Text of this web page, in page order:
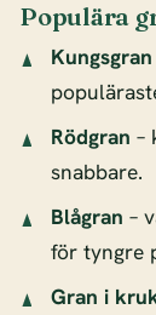
Populära
Kungsgran
Rödgran –
snabbare.
Blågran –
för tyngre
Gran i